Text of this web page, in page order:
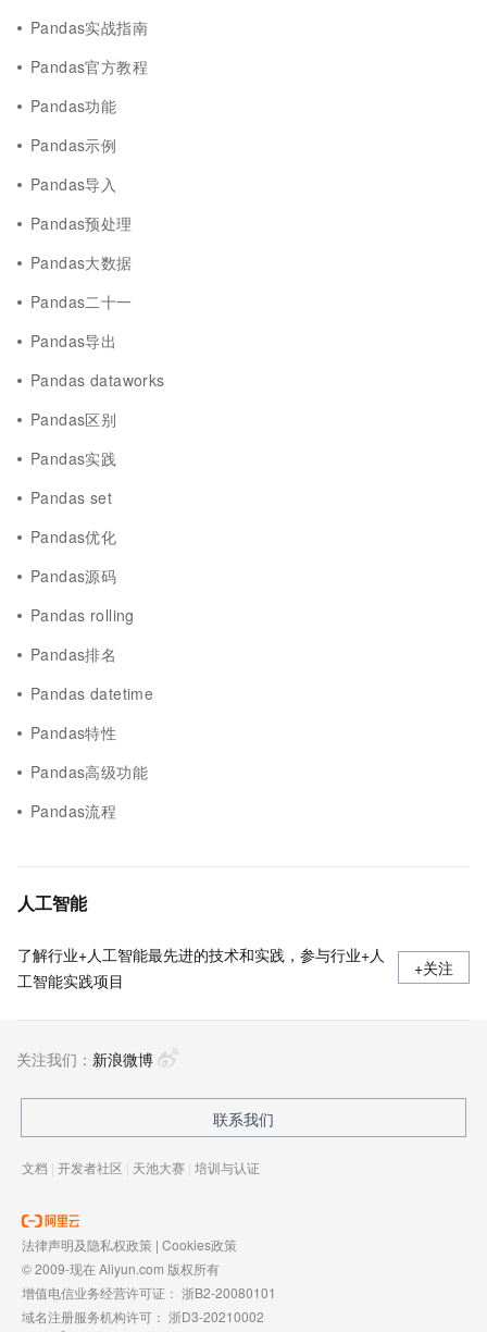
Pandas实战指南
Pandas官方教程
Pandas功能
Pandas示例
Pandas导入
Pandas预处理
Pandas大数据
Pandas二十一
Pandas导出
Pandas dataworks
Pandas区别
Pandas实践
Pandas set
Pandas优化
Pandas源码
Pandas rolling
Pandas排名
Pandas datetime
Pandas特性
Pandas高级功能
Pandas流程
人工智能
了解行业+人工智能最先进的技术和实践，参与行业+人
工智能实践项目
+关注
关注我们： 新浪微博
联系我们
文档 | 开发者社区 | 天池大赛 | 培训与认证
法律声明及隐私权政策 | Cookies政策
© 2009-现在 Aliyun.com 版权所有
增值电信业务经营许可证： 浙B2-20080101
域名注册服务机构许可： 浙D3-20210002